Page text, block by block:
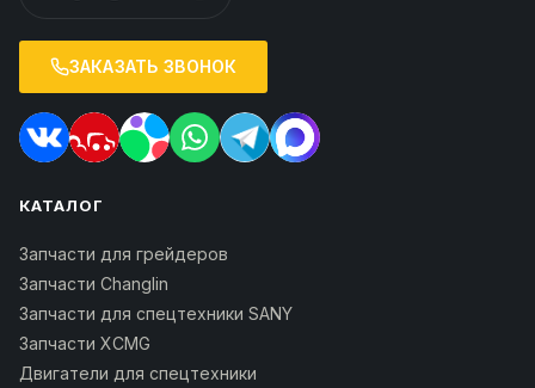
ЗАКАЗАТЬ ЗВОНОК
КАТАЛОГ
Запчасти для грейдеров
Запчасти Changlin
Запчасти для спецтехники SANY
Запчасти XCMG
Двигатели для спецтехники